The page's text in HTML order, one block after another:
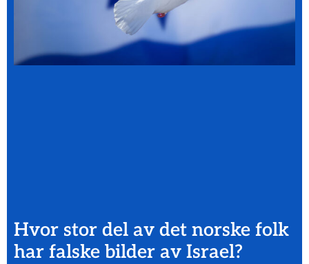
Hvor stor del av det norske folk
har falske bilder av Israel?